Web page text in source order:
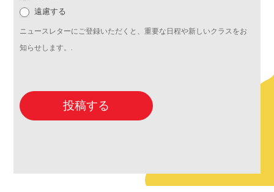
遠慮する
ニュースレターにご登録いただくと、重要な日程や新しいクラスをお
知らせします。.
投稿する